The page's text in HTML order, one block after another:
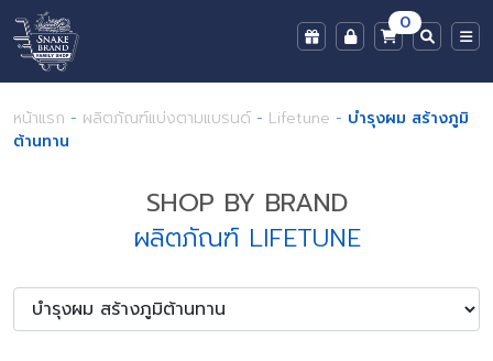
0
หน้าแรก - ผลิตภัณฑ์แบ่งตามแบรนด์ - Lifetune - บำรุงผม สร้างภูมิ
ต้านทาน
SHOP BY BRAND
ผลิตภัณฑ์ LIFETUNE